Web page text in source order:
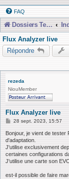
FAQ
Dossiers Techniques
Flux Analyzer live
Répondre
rezeda
NiouMember
Flux Analyzer live
M
s
s
a
g
e
28 sept. 2023, 15:57
Bonjour, je vient de
d'adaptation.
J'utilise exclusivement
certaines configurations
J'utilise une carte son
est-il possible de faire